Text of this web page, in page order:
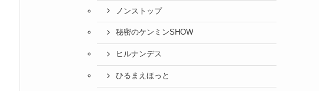
ノンストップ
秘密のケンミンSHOW
ヒルナンデス
ひるまえほっと